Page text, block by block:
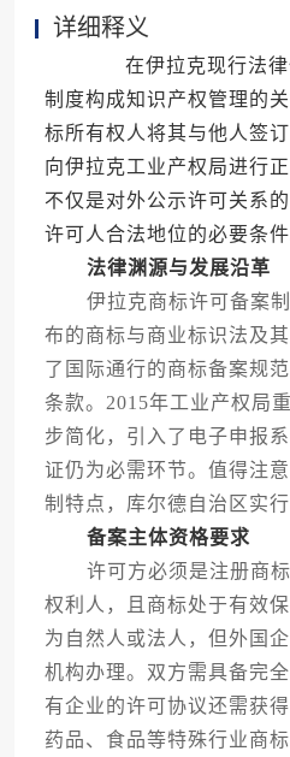
详细释义
在伊拉克现行法律
制度构成知识产权管理的
标所有权人将其与他人签
向伊拉克工业产权局进行
不仅是对外公示许可关系
许可人合法地位的必要条件
法律渊源与发展沿革
伊拉克商标许可备案制
布的商标与商业标识法及
了国际通行的商标备案规
条款。2015年工业产权局
步简化，引入了电子申报
证仍为必需环节。值得注
制特点，库尔德自治区实
备案主体资格要求
许可方必须是注册商标
权利人，且商标处于有效
为自然人或法人，但外国
机构办理。双方需具备完
有企业的许可协议还需获
药品、食品等特殊行业商